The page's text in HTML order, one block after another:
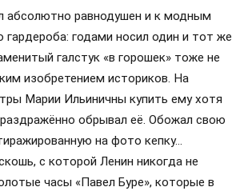
абсолютно равнодушен и к модным
гардероба: годами носил один и тот же
галстук «в горошек» тоже не
изобретением историков. На
Марии Ильиничны купить ему хотя
обрывал её. Обожал свою
на фото кепку…
с которой Ленин никогда не
часы «Павел Буре», которые в